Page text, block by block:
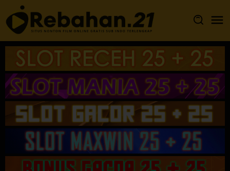
Loncat
ke
konten